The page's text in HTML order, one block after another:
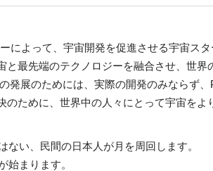
によって、宇宙開発を促進させる宇宙ス
と最先端のテクノロジーを融合させ、世界
発展のためには、実際の開発のみならず
のために、世界中の人々にとって宇宙をよ
ない、民間の日本人が月を周回します。
始まります。